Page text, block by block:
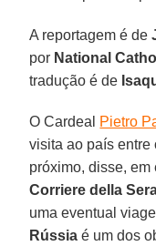
A reportagem é de
por National
tradução é de
O Cardeal Pietro
visita ao país entre
próximo, disse,
Corriere della
uma eventual
Rússia é um dos